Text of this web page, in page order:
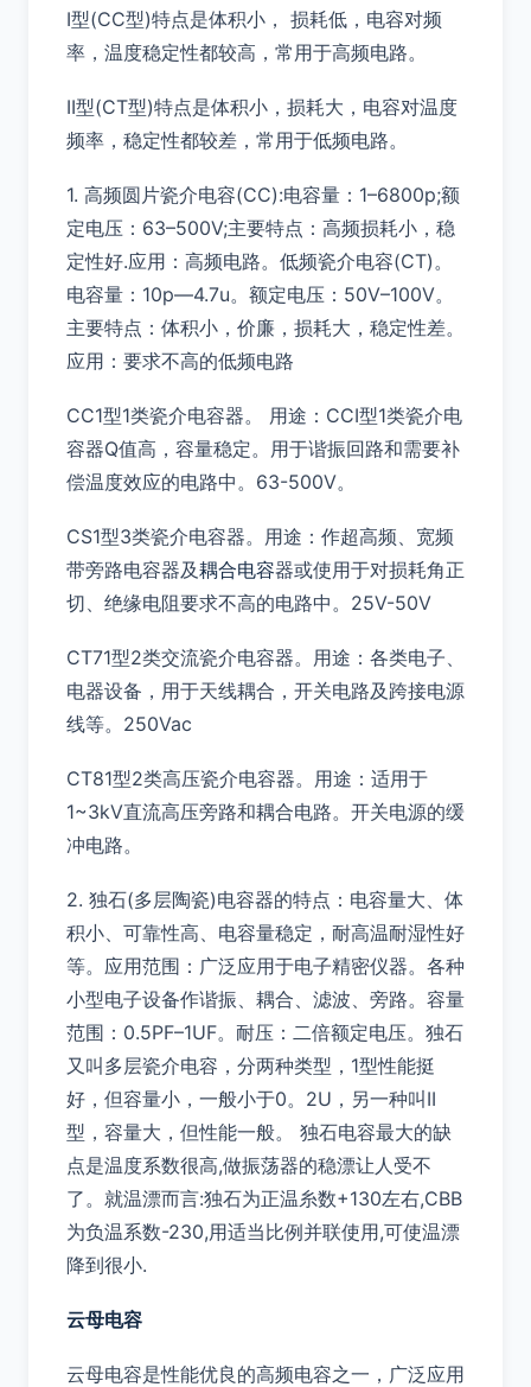
I型(CC型)特点是体积小， 损耗低，电容对频
率，温度稳定性都较高，常用于高频电路。
II型(CT型)特点是体积小，损耗大，电容对温度
频率，稳定性都较差，常用于低频电路。
1. 高频圆片瓷介电容(CC):电容量：1–6800p;额
定电压：63–500V;主要特点：高频损耗小，稳
定性好.应用：高频电路。低频瓷介电容(CT)。
电容量：10p—4.7u。额定电压：50V–100V。
主要特点：体积小，价廉，损耗大，稳定性差。
应用：要求不高的低频电路
CC1型1类瓷介电容器。 用途：CCI型1类瓷介电
容器Q值高，容量稳定。用于谐振回路和需要补
偿温度效应的电路中。63-500V。
CS1型3类瓷介电容器。用途：作超高频、宽频
带旁路电容器及耦合电容器或使用于对损耗角正
切、绝缘电阻要求不高的电路中。25V-50V
CT71型2类交流瓷介电容器。用途：各类电子、
电器设备，用于天线耦合，开关电路及跨接电源
线等。250Vac
CT81型2类高压瓷介电容器。用途：适用于
1~3kV直流高压旁路和耦合电路。开关电源的缓
冲电路。
2. 独石(多层陶瓷)电容器的特点：电容量大、体
积小、可靠性高、电容量稳定，耐高温耐湿性好
等。应用范围：广泛应用于电子精密仪器。各种
小型电子设备作谐振、耦合、滤波、旁路。容量
范围：0.5PF–1UF。耐压：二倍额定电压。独石
又叫多层瓷介电容，分两种类型，1型性能挺
好，但容量小，一般小于0。2U，另一种叫II
型，容量大，但性能一般。 独石电容最大的缺
点是温度系数很高,做振荡器的稳漂让人受不
了。就温漂而言:独石为正温糸数+130左右,CBB
为负温系数-230,用适当比例并联使用,可使温漂
降到很小.
云母电容
云母电容是性能优良的高频电容之一，广泛应用